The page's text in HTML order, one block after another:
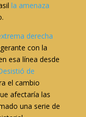
la amenaza
derecha
con la
esa línea desde
de
el cambio
afectaría las
una serie de